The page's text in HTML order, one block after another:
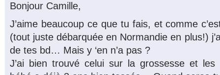
Bonjour Camille,
J’aime beaucoup ce que tu fais, et comme
(tout juste débarquée en Normandie en plus!)
de tes bd… Mais y ‘en n’a pas ?
J’ai bien trouvé celui sur la grossesse et